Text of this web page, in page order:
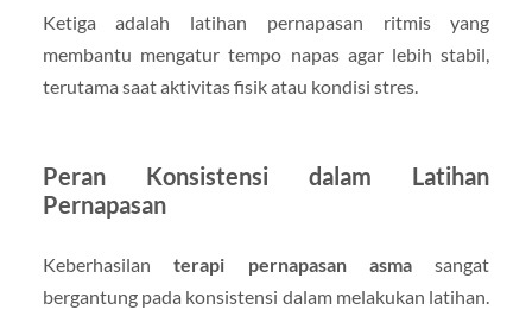
Ketiga adalah latihan pernapasan ritmis yang
membantu mengatur tempo napas agar lebih stabil,
terutama saat aktivitas fisik atau kondisi stres.
Peran Konsistensi dalam Latihan
Pernapasan
Keberhasilanterapi pernapasan asmasangat
bergantung pada konsistensi dalam melakukan latihan.